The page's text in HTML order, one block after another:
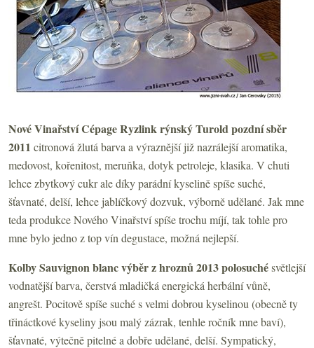
Nové Vinařství Cépage Ryzlink rýnský Turold pozdní sběr
2011 citronová žlutá barva a výraznější již nazrálejší aromatika,
medovost, kořenitost, meruňka, dotyk petroleje, klasika. V chuti
lehce zbytkový cukr ale díky parádní kyselině spíše suché,
šťavnaté, delší, lehce jablíčkový dozvuk, výborně udělané. Jak mne
teda produkce Nového Vinařství spíše trochu míjí, tak tohle pro
mne bylo jedno z top vín degustace, možná nejlepší.
Kolby Sauvignon blanc výběr z hroznů 2013 polosuchésvětlejší
vodnatější barva, čerstvá mladičká energická herbální vůně,
angrešt. Pocitově spíše suché s velmi dobrou kyselinou (obecně ty
třináctkové kyseliny jsou malý zázrak, tenhle ročník mne baví),
šťavnaté, výtečně pitelné a dobře udělané, delší. Sympatický,